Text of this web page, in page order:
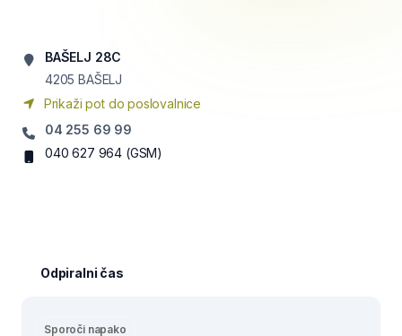
BAŠELJ 28C
4205 BAŠELJ
Prikaži pot do poslovalnice
04 255 69 99
040 627 964 (GSM)
Odpiralni čas
Sporoči napako